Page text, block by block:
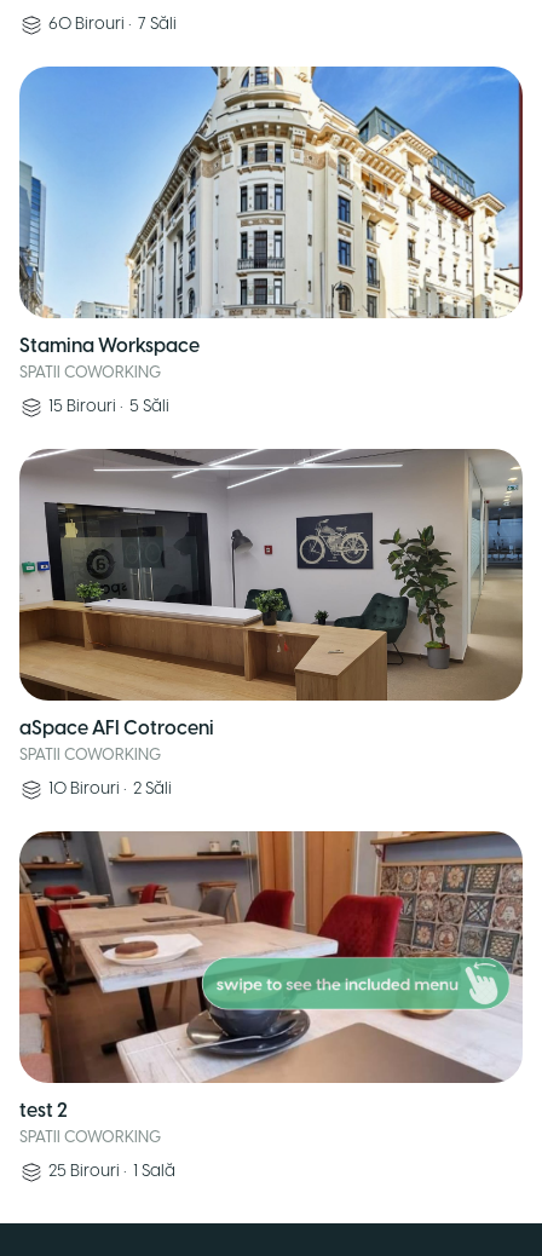
60 Birouri • 7 Săli
Stamina Workspace
SPATII COWORKING
15 Birouri • 5 Săli
aSpace AFI Cotroceni
SPATII COWORKING
10 Birouri • 2 Săli
test 2
SPATII COWORKING
25 Birouri • 1 Sală